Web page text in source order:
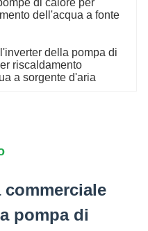
di calore per
dell'acqua a fonte
della pompa di
riscaldamento
a sorgente d'aria
pompa di